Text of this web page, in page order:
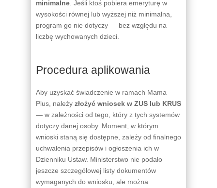
minimalne . Jeśli ktoś pobiera emeryturę w
wysokości równej lub wyższej niż minimalna,
program go nie dotyczy — bez względu na
liczbę wychowanych dzieci.
Procedura aplikowania
Aby uzyskać świadczenie w ramach Mama
Plus, należy złożyć wniosek w ZUS lub KRUS
— w zależności od tego, który z tych systemów
dotyczy danej osoby. Moment, w którym
wnioski staną się dostępne, zależy od finalnego
uchwalenia przepisów i ogłoszenia ich w
Dzienniku Ustaw. Ministerstwo nie podało
jeszcze szczegółowej listy dokumentów
wymaganych do wniosku, ale można